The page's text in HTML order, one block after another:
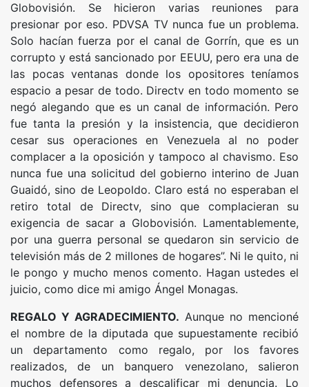
Globovisión. Se hicieron varias reuniones para
presionar por eso. PDVSA TV nunca fue un problema.
Solo hacían fuerza por el canal de Gorrín, que es un
corrupto y está sancionado por EEUU, pero era una de
las pocas ventanas donde los opositores teníamos
espacio a pesar de todo. Directv en todo momento se
negó alegando que es un canal de información. Pero
fue tanta la presión y la insistencia, que decidieron
cesar sus operaciones en Venezuela al no poder
complacer a la oposición y tampoco al chavismo. Eso
nunca fue una solicitud del gobierno interino de Juan
Guaidó, sino de Leopoldo. Claro está no esperaban el
retiro total de Directv, sino que complacieran su
exigencia de sacar a Globovisión. Lamentablemente,
por una guerra personal se quedaron sin servicio de
televisión más de 2 millones de hogares”. Ni le quito, ni
le pongo y mucho menos comento. Hagan ustedes el
juicio, como dice mi amigo Ángel Monagas.
REGALO Y AGRADECIMIENTO. Aunque no mencioné
el nombre de la diputada que supuestamente recibió
un departamento como regalo, por los favores
realizados, de un banquero venezolano, salieron
muchos defensores a descalificar mi denuncia. Lo